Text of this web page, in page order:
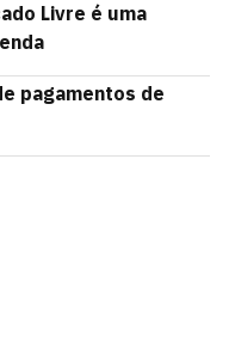
Livre é uma
pagamentos de